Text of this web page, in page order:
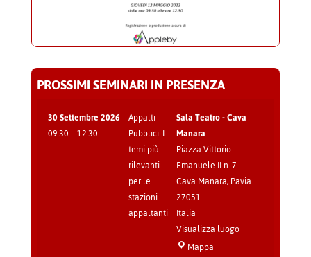
PROSSIMI SEMINARI IN PRESENZA
30 Settembre 2026
09:30–12:30
Appalti
Pubblici: I
temi più
rilevanti
per le
stazioni
appaltanti
Sala Teatro - Cava
Manara
Piazza Vittorio
Emanuele II n. 7
Cava Manara,Pavia
27051
Italia
Visualizza luogo
Mappa